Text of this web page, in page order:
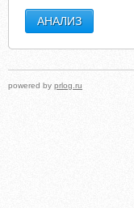
powered by prlog.ru